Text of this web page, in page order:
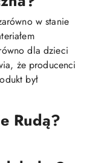
w stanie
dla dzieci
że producenci
był
Rudą?